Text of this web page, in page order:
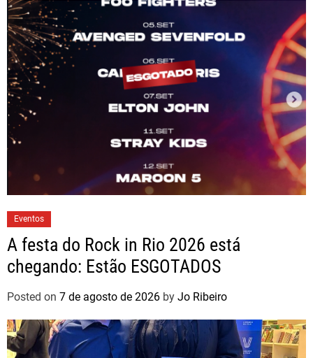
Eventos
A festa do Rock in Rio 2026 está
chegando: Estão ESGOTADOS
Posted on 7 de agosto de 2026 by Jo Ribeiro